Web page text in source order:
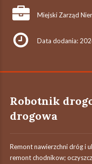
Miejski Zarząd
Data dodania:
Robotnik
drogowa
Remont nawierzchni dróg i
remont chodnikow;